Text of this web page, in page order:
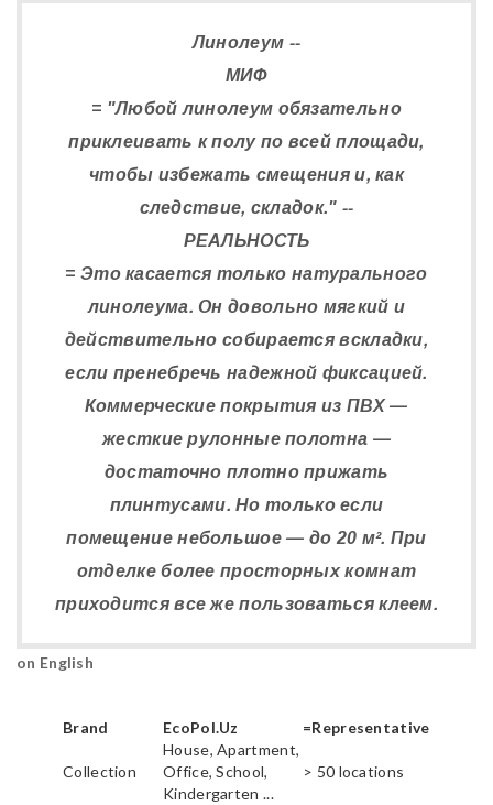
Линолеум --
МИФ
= "Любой линолеум обязательно
приклеивать к полу по всей площади,
чтобы избежать смещения и, как
следствие, складок." --
РЕАЛЬНОСТЬ
= Это касается только натурального
линолеума. Он довольно мягкий и
действительно собирается вскладки,
если пренебречь надежной фиксацией.
Коммерческие покрытия из ПВХ —
жесткие рулонные полотна —
достаточно плотно прижать
плинтусами. Но только если
помещение небольшое — до 20 м². При
отделке более просторных комнат
приходится все же пользоваться клеем.
on English
Brand EcoPol.Uz =Representative
Collection
House, Apartment,
Office, School,
Kindergarten ...
> 50 locations